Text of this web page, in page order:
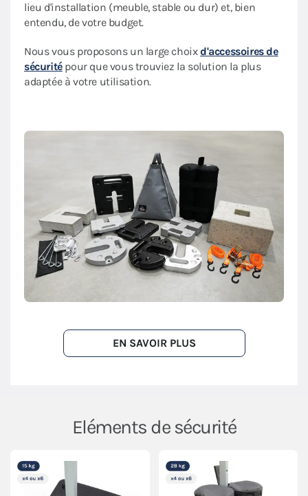
lieu d'installation (meuble, stable ou dur) et, bien
entendu, de votre budget.
Nous vous proposons un large choixd'accessoires de
sécuritépour que vous trouviez la solution la plus
adaptée à votre utilisation.
EN SAVOIR PLUS
Eléments de sécurité